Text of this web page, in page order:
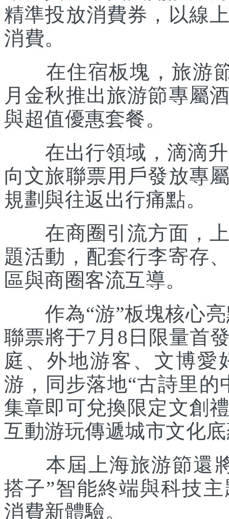
精準投放消費券，以線
消費。
在住宿板塊，旅游節
月金秋推出旅游節專屬
與超值優惠套餐。
在出行領域，滴滴升
向文旅聯票用戶發放專
規劃與往返出行痛點。
在商圈引流方面，上
題活動，配套行李寄存
區與商圈客流互導。
作為“游”板塊核心亮
聯票將于7月8日限量首
庭、外地游客、文博愛
游，同步落地“古詩里
集章即可兌換限定文創
互動游玩傳遞城市文化
本屆上海旅游節還將
搭子”智能終端與科技
消費新體驗。